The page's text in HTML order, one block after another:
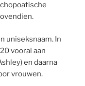
uniseksnaam. In
vooral aan
en daarna
vrouwen.